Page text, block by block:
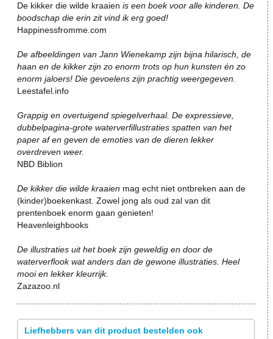
De kikker die wilde kraaien is een boek voor alle kinderen. De
boodschap die erin zit vind ik erg goed!
Happinessfromme.com
De afbeeldingen van Jann Wienekamp zijn bijna hilarisch, de
haan en de kikker zijn zo enorm trots op hun kunsten én zo
enorm jaloers! Die gevoelens zijn prachtig weergegeven.
Leestafel.info
Grappig en overtuigend spiegelverhaal. De expressieve,
dubbelpagina-grote waterverfillustraties spatten van het
paper af en geven de emoties van de dieren lekker
overdreven weer.
NBD Biblion
De kikker die wilde kraaien mag echt niet ontbreken aan de
(kinder)boekenkast. Zowel jong als oud zal van dit
prentenboek enorm gaan genieten!
Heavenleighbooks
De illustraties uit het boek zijn geweldig en door de
waterverflook wat anders dan de gewone illustraties. Heel
mooi en lekker kleurrijk.
Zazazoo.nl
Liefhebbers van dit product bestelden ook